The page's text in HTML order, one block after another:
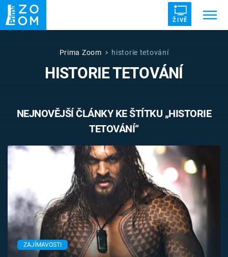
ŽIVĚ
ZRÁDCI UFO DRUHÁ SVĚTOVÁ VÁLKA
VETŘELCI DÁVNOVĚKU
TV Program
Časopis
Prima Zoom historie tetování
HISTORIE TETOVÁNÍ
NEJNOVĚJŠÍ ČLÁNKY KE ŠTÍTKU „HISTORIE
TETOVÁNÍ“
ZAJÍMAVOSTI